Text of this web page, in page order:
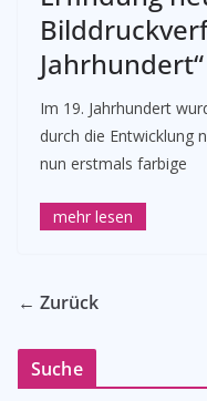
Im 19. Jahrhundert
durch die Entwicklung
nun erstmals farbige
← Zurück
Suche